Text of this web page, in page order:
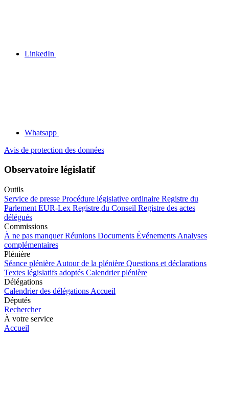
LinkedIn
Whatsapp
Avis de protection des données
Observatoire législatif
Outils
Service de presse Procédure législative ordinaire Registre du
Parlement EUR-Lex Registre du Conseil Registre des actes
délégués
Commissions
À ne pas manquer Réunions Documents Événements Analyses
complémentaires
Plénière
Séance plénière Autour de la plénière Questions et déclarations
Textes législatifs adoptés Calendrier plénière
Délégations
Calendrier des délégations Accueil
Députés
Rechercher
À votre service
Accueil